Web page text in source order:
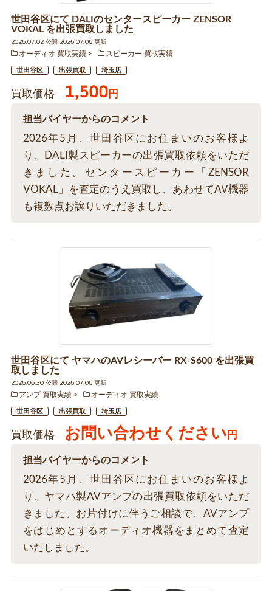
世田谷区にて DALIのセンタースピーカー ZENSOR
VOKAL を出張買取しました
2026.07.02 公開 2026.07.06 更新
オーディオ 買取実績
スピーカー 買取実績
世田谷区 出張買取 埼玉店
買取価格 1,500円
担当バイヤーからのコメント
2026年5月、世田谷区にお住まいのお客様よ
り、DALI製スピーカーの出張買取依頼をいただ
きました。センタースピーカー「ZENSOR
VOKAL」を査定のうえ買取し、あわせてAV機器
も複数点お譲りいただきました。
世田谷区にて ヤマハのAVレシーバー RX-S600 を出張買
取しました
2026.06.30 公開 2026.07.06 更新
アンプ 買取実績
オーディオ 買取実績
世田谷区 出張買取 埼玉店
買取価格 お問い合わせください 円
担当バイヤーからのコメント
2026年5月、世田谷区にお住まいのお客様よ
り、ヤマハ製AVアンプの出張買取依頼をいただ
きました。お片付けに伴うご相談で、AVアンプ
をはじめとするオーディオ機器をまとめて査定
いたしました。